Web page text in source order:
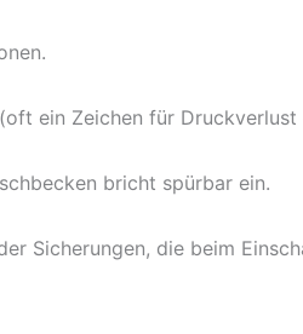
ein Zeichen für
bricht spürbar ein.
Sicherungen, die beim